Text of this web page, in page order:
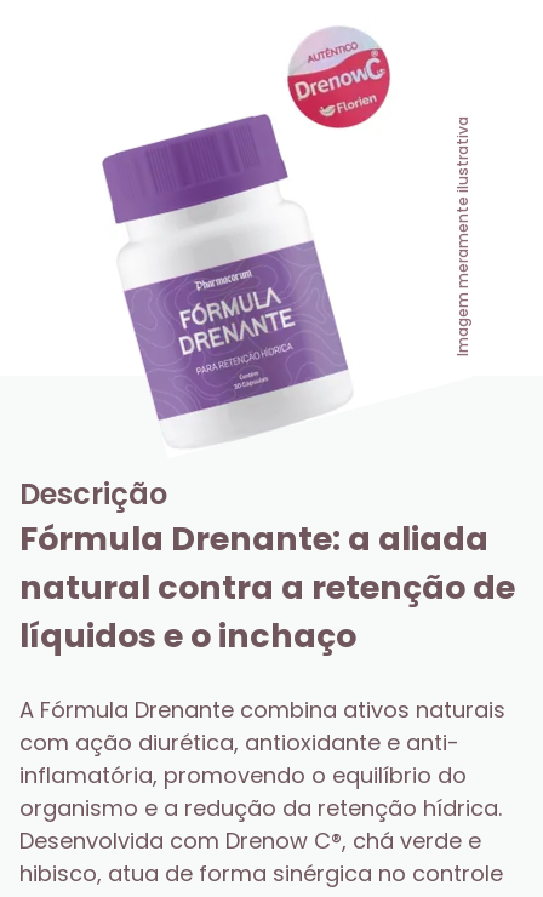
Imagem meramente ilustrativa
Descrição
Fórmula Drenante: a aliada
natural contra a retenção de
líquidos e o inchaço
A Fórmula Drenante combina ativos naturais
com ação diurética, antioxidante e anti-
inflamatória, promovendo o equilíbrio do
organismo e a redução da retenção hídrica.
Desenvolvida com Drenow C®, chá verde e
hibisco, atua de forma sinérgica no controle